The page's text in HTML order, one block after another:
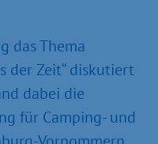
das Thema
der Zeit“ diskutiert
dabei die
für Camping- und